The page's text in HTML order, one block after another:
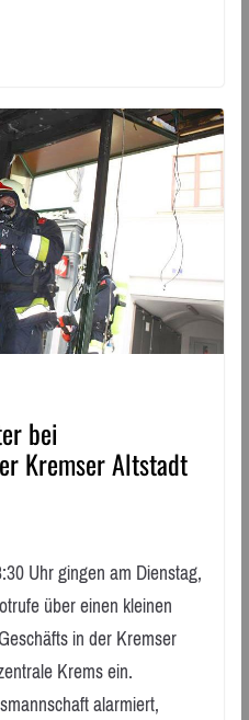
bei
Kremser Altstadt
Uhr gingen am Dienstag,
über einen kleinen
in der Kremser
Krems ein.
alarmiert,